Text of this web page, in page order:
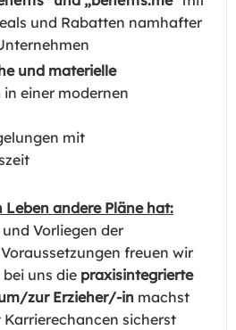
und Rabatten namhafter
und materielle
in einer modernen
mit
Leben andere Pläne hat:
Vorliegen der
freuen wir
uns die praxisintegrierte
zur Erzieher/-in machst
sicherst